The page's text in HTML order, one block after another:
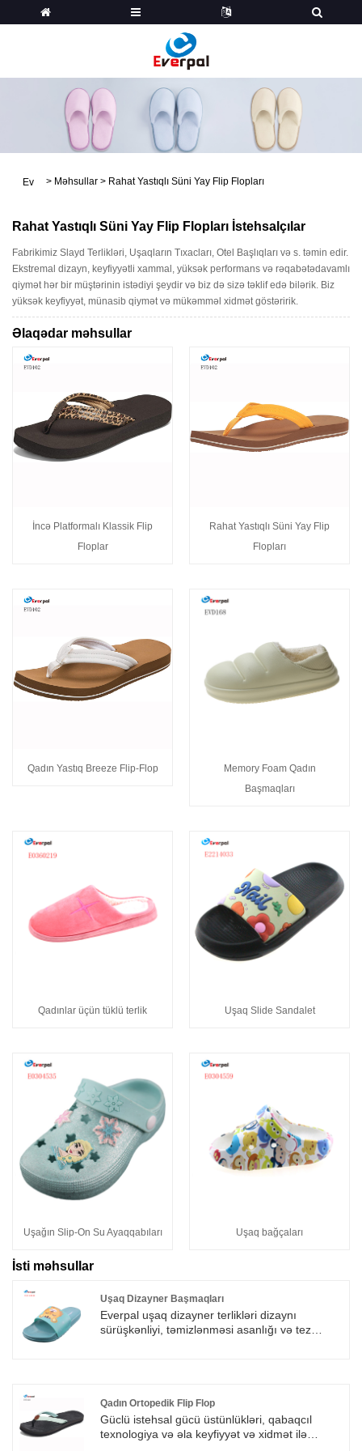
Ev > Məhsullar > Rahat Yastıqlı Süni Yay Flip Flopları
Rahat Yastıqlı Süni Yay Flip Flopları İstehsalçılar
Fabrikimiz Slayd Terlikləri, Uşaqların Tıxacları, Otel Başlıqları və s. təmin edir.
Ekstremal dizayn, keyfiyyətli xammal, yüksək performans və rəqabətədavamlı
qiymət hər bir müştərinin istədiyi şeydir və biz də sizə təklif edə bilərik. Biz
yüksək keyfiyyət, münasib qiymət və mükəmməl xidmət göstəririk.
Əlaqədar məhsullar
İncə Platformalı Klassik Flip
Floplar
Rahat Yastıqlı Süni Yay Flip
Flopları
Qadın Yastıq Breeze Flip-Flop
Memory Foam Qadın
Başmaqları
Qadınlar üçün tüklü terlik Uşaq Slide Sandalet
Uşağın Slip-On Su Ayaqqabıları Uşaq bağçaları
İsti məhsullar
Uşaq Dizayner Başmaqları
Everpal uşaq dizayner terlikləri dizaynı
sürüşkənliyi, təmizlənməsi asanlığı və tez
gəlmisiniz.
Qadın Ortopedik Flip Flop
Güclü istehsal gücü üstünlükləri, qabaqcıl
texnologiya və əla keyfiyyət və xidmət ilə